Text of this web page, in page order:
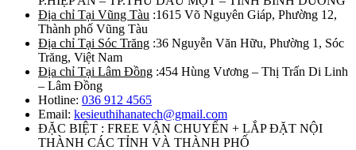
Địa chỉ Tại Vũng Tàu :1615 Võ Nguyên Giáp, Phường 12,
Thành phố Vũng Tàu
Địa chỉ Tại Sóc Trăng :36 Nguyễn Văn Hữu, Phường 1, Sóc
Trăng, Việt Nam
Địa chỉ Tại Lâm Đồng :454 Hùng Vương – Thị Trấn Di Linh
– Lâm Đồng
Hotline: 036 912 4565
Email: kesieuthihanatech@gmail.com
ĐẶC BIỆT : FREE VẬN CHUYỂN + LẮP ĐẶT NỘI
THÀNH CÁC TỈNH VÀ THÀNH PHỐ